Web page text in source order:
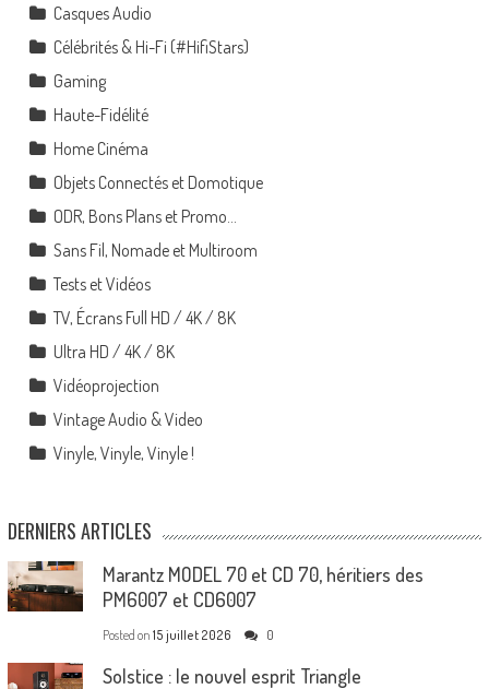
Casques Audio
Célébrités & Hi-Fi (#HifiStars)
Gaming
Haute-Fidélité
Home Cinéma
Objets Connectés et Domotique
ODR, Bons Plans et Promo…
Sans Fil, Nomade et Multiroom
Tests et Vidéos
TV, Écrans Full HD / 4K / 8K
Ultra HD / 4K / 8K
Vidéoprojection
Vintage Audio & Video
Vinyle, Vinyle, Vinyle !
DERNIERS ARTICLES
Marantz MODEL 70 et CD 70, héritiers des
PM6007 et CD6007
Posted on 15 juillet 2026 0
Solstice : le nouvel esprit Triangle